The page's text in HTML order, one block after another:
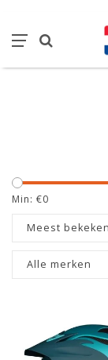
Min: €0
Meest bekeken
Alle merken